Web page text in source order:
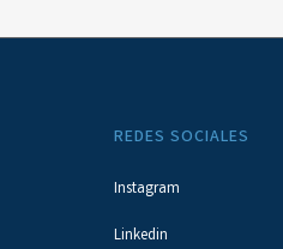
REDES SOCIALES
Instagram
Linkedin